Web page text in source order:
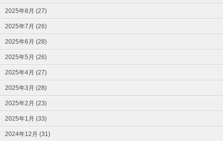
2025年8月 (27)
2025年7月 (26)
2025年6月 (28)
2025年5月 (26)
2025年4月 (27)
2025年3月 (28)
2025年2月 (23)
2025年1月 (33)
2024年12月 (31)